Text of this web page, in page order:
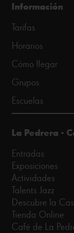
Información
Tarifas
Horarios
Cómo llegar
Grupos
Escuelas
La Pedrera -
Entradas
Exposiciones
Actividades
Talents Jazz
Descubre la
Tienda Online
Café de La